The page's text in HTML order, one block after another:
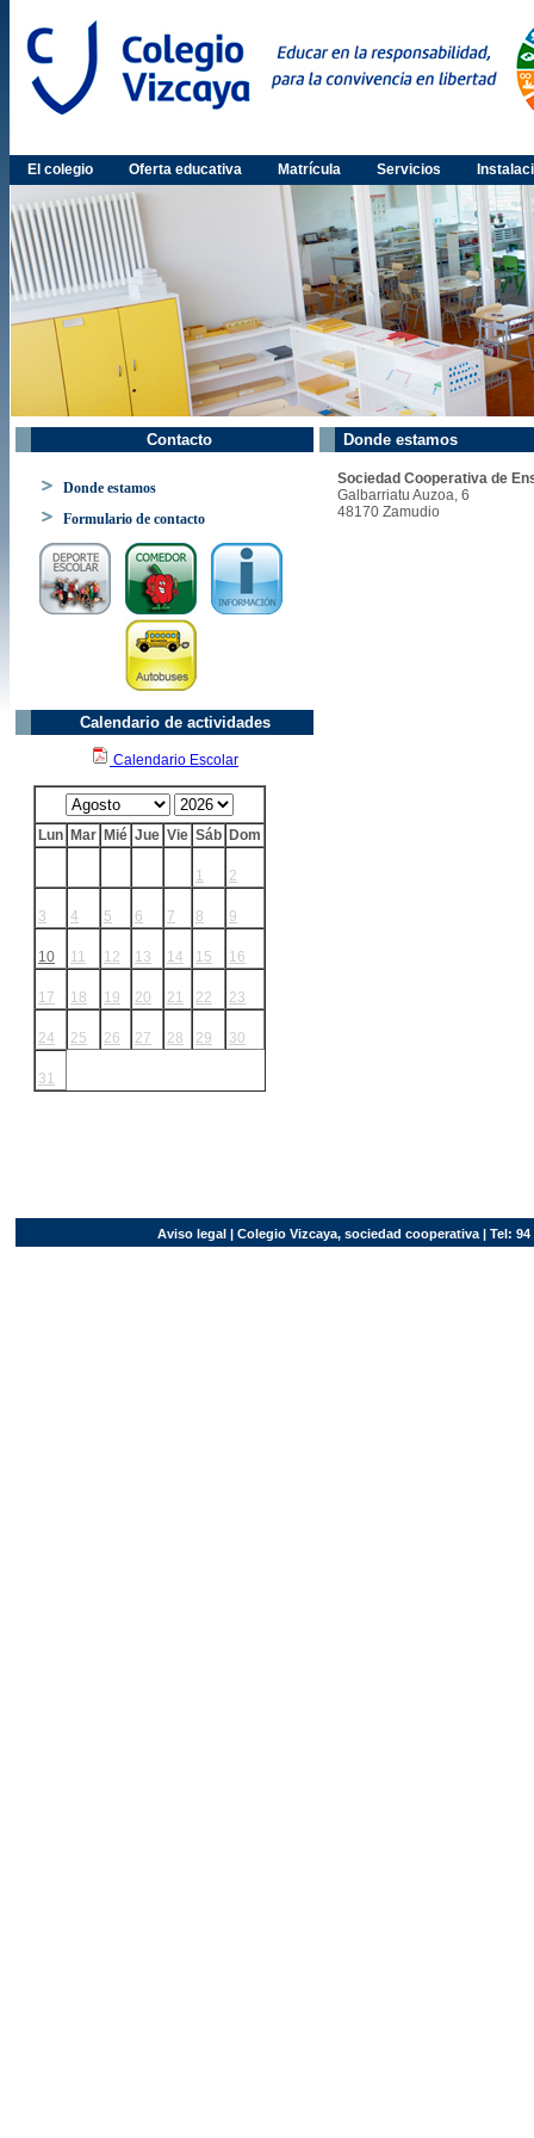
El colegio Oferta educativa Matrícula Servicios
Donde estamos
Sociedad Cooperativa de
Galbarriatu Auzoa, 6
48170 Zamudio
Contacto
Donde estamos
Formulario de contacto
Calendario de actividades
Calendario Escolar
Lun Mar Mié Jue Vie Sáb Dom
1 2
3 4 5 6 7 8 9
10 11 12 13 14 15 16
17 18 19 20 21 22 23
24 25 26 27 28 29 30
31
Aviso legal| Colegio Vizcaya, sociedad cooperativa | Tel: 94